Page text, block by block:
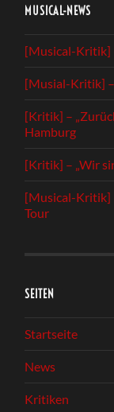
MUSICAL-NEWS
[Musical-Kritik]
[Musial-Kritik] –
[Kritik] –
Hamburg
[Kritik] – „Wir
[Musical-Kritik]
Tour
SEITEN
Startseite
News
Kritiken